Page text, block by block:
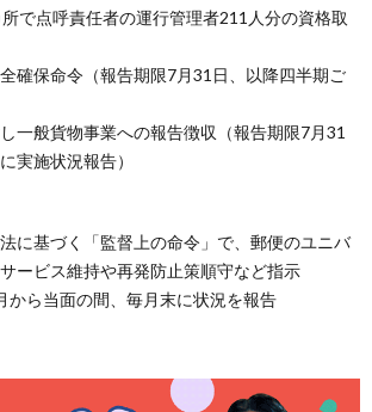
で点呼責任者の運行管理者211人分の資格取
確保命令（報告期限7月31日、以降四半期ご
一般貨物事業への報告徴収（報告期限7月31
実施状況報告）
に基づく「監督上の命令」で、郵便のユニバ
ービス維持や再発防止策順守など指示
から当面の間、毎月末に状況を報告